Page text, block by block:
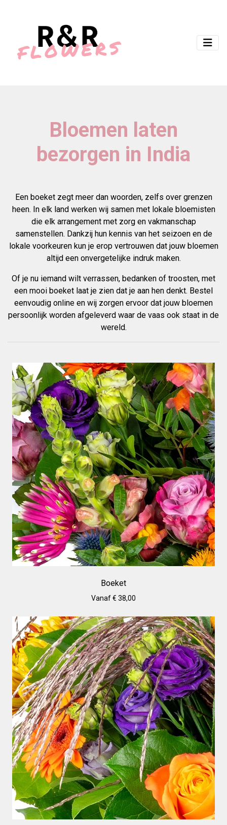
Bloemen laten
bezorgen in India
Een boeket zegt meer dan woorden, zelfs over grenzen
heen. In elk land werken wij samen met lokale bloemisten
die elk arrangement met zorg en vakmanschap
samenstellen. Dankzij hun kennis van het seizoen en de
lokale voorkeuren kun je erop vertrouwen dat jouw bloemen
altijd een onvergetelijke indruk maken.
Of je nu iemand wilt verrassen, bedanken of troosten, met
een mooi boeket laat je zien dat je aan hen denkt. Bestel
eenvoudig online en wij zorgen ervoor dat jouw bloemen
persoonlijk worden afgeleverd waar de vaas ook staat in de
wereld.
Boeket
Vanaf € 38,00